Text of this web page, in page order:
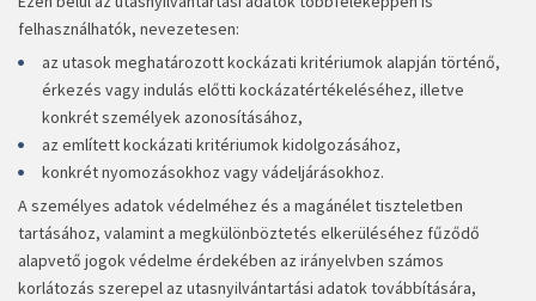
felhasználhatók, nevezetesen:
az utasok meghatározott kockázati kritériumok alapján történő,
érkezés vagy indulás előtti kockázatértékeléséhez, illetve
konkrét személyek azonosításához,
az említett kockázati kritériumok kidolgozásához,
konkrét nyomozásokhoz vagy vádeljárásokhoz.
A személyes adatok védelméhez és a magánélet tiszteletben
tartásához, valamint a megkülönböztetés elkerüléséhez fűződő
alapvető jogok védelme érdekében az irányelvben számos
korlátozás szerepel az utasnyilvántartási adatok továbbítására,